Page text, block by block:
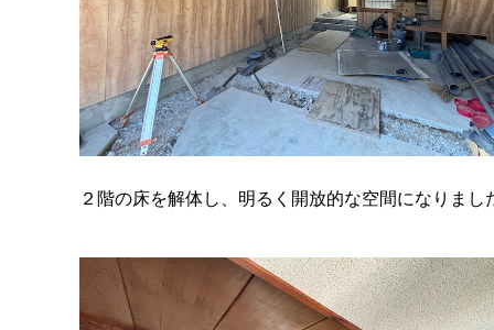
２階の床を解体し、明るく開放的な空間になりまし